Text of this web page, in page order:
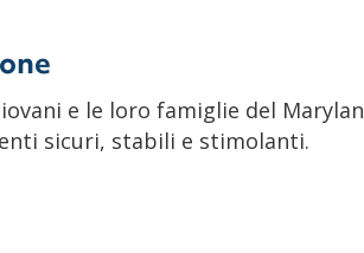
e le loro famiglie del
sicuri, stabili e stimolanti.